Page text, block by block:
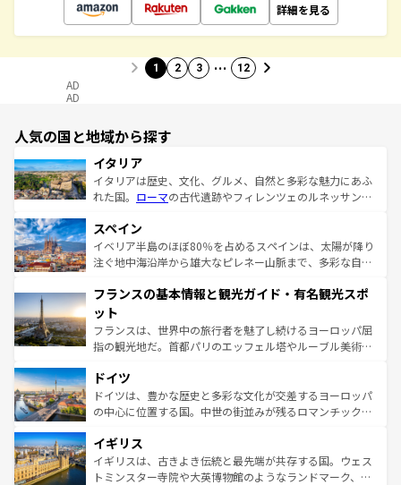
詳細を見る
1 2 3 … 12
AD
AD
人気の国と地域から探す
イタリア
イタリアは歴史、文化、グルメ、自然と多彩な魅力にあふ
れた国。 ローマの古代遺跡やフィレンツェのルネッサンス
ろん、トスカーナの美しい田園風景やアマルフィ海岸の絶
景など、自然景観も見逃せない。観光の合間には、本場の
ピザやパスタなど、絶品のイタリア料理を堪能することも
ませてくれるイタリアで、忘れられない旅をしてみよう！
なお、新着のイタリア情報は
しい。
スペイン
イベリア半島のほぼ80％を占めるスペインは、太陽が降り
注ぐ地中海沿岸から雄大なピレネー山脈まで、多彩な自然
文化が根付くこの国では、情熱的なフラメンコ、熱気あふ
れる闘牛、そして美味しいタパスが生活の一部となってい
る。首都マドリードの洗練された雰囲気や、バルセロナの
アートに溢れた街角から、地方では古代ローマ遺跡や中世
せる。地方によって風土や気候が異なるスペインはその個
性で訪れる人を魅了する。 なお、新着のスペイン情報は コ
ンテンツ一覧を参照してほしい。
フランスの基本情報と観光ガイド・有名観光スポ
ット
フランスは、世界中の旅行者を魅了し続けるヨーロッパ屈
指の観光地だ。首都パリのエッフェル塔やルーブル美術館
で、幅広い魅力が詰まっている。華麗な宮殿、歴史的な大
聖堂、美しいビーチ、そして豊かな自然が、訪れる者を心
から魅了する。また、フランスは美食の国としても知ら
いる。シャンパンの発祥地であるランス、プロヴァンスの
香り高いラベンダー畑など、多彩な楽しみ方が可能だ。さ
らに、パリ以外の地域にも魅力が溢れており、どの街角に
ドイツ
ドイツは、豊かな歴史と多彩な文化が交差するヨーロッパ
の中心に位置する国。中世の街並みが残るロマンチック街
顔を持つこの国は、どこを歩いても飽きることがない。ベ
ルリンの文化的活気、バイエルン州のアルプスの絶景、そ
してライン川沿いのワイン畑といった風景は必見。ビール
イギリス
イギリスは、古きよき伝統と最先端が共存する国。ウェス
トミンスター寺院や大英博物館のようなランドマーク、歴